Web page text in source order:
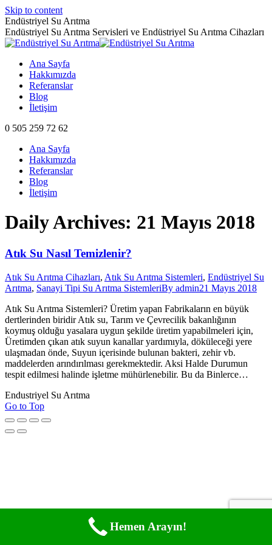
Skip to content
Endüstriyel Su Arıtma
Endüstriyel Su Arıtma Servisleri ve Endüstriyel Su Arıtma Cihazları
Ana Sayfa
Hakkımızda
Referanslar
Blog
İletişim
0 505 259 72 62
Ana Sayfa
Hakkımızda
Referanslar
Blog
İletişim
Daily Archives: 21 Mayıs 2018
Atık Su Nasıl Temizlenir?
Atık Su Arıtma Cihazları, Atık Su Arıtma Sistemleri, Endüstriyel Su
Arıtma, Sanayi Tipi Su Arıtma SistemleriBy admin21 Mayıs 2018
Atık Su Arıtma Sistemleri? Üretim yapan Fabrikaların en büyük
dertlerinden biridir Atık su, Tarım ve Çevrecilik bakanlığının
koymuş olduğu yasalara uygun şekilde üretim yapabilmeleri için,
Üretimden çıkan atık suyun kanallar yardımıyla, döküleceği yere
ulaşmadan önde, Suyun içerisinde bulunan bakteri, zehir vb.
maddelerden arındırılması gerekmektedir. Aksi Halde Durumun
tespit edilmesi halinde işletme mühürlenebilir. Bu da Binlerce…
Endustriyel Su Arıtma
Go to Top
Hemen Arayın!